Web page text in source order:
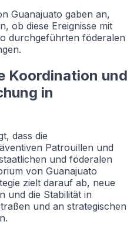
Guanajuato gaben an,
ob diese Ereignisse mit
durchgeführten föderalen
Koordination und
in
dass die
Patrouillen und
und föderalen
von Guanajuato
zielt darauf ab, neue
und die Stabilität in
und an strategischen